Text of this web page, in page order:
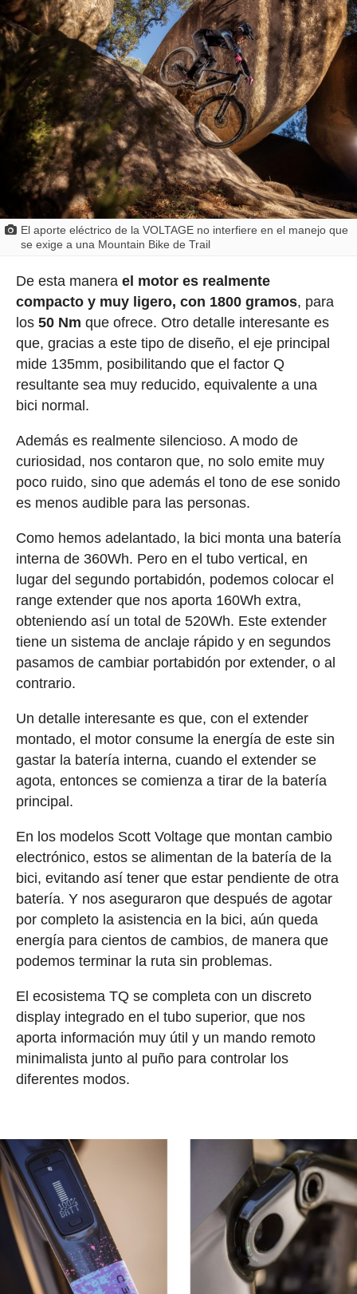
El aporte eléctrico de la VOLTAGE no interfiere en el manejo que
se exige a una Mountain Bike de Trail
De esta manera el motor es realmente
compacto y muy ligero, con 1800 gramos, para
los50 Nm que ofrece. Otro detalle interesante es
que, gracias a este tipo de diseño, el eje principal
mide 135mm, posibilitando que el factor Q
resultante sea muy reducido, equivalente a una
bici normal.
Además es realmente silencioso. A modo de
curiosidad, nos contaron que, no solo emite muy
poco ruido, sino que además el tono de ese sonido
es menos audible para las personas.
Como hemos adelantado, la bici monta una batería
interna de 360Wh. Pero en el tubo vertical, en
lugar del segundo portabidón, podemos colocar el
range extender que nos aporta 160Wh extra,
obteniendo así un total de 520Wh. Este extender
tiene un sistema de anclaje rápido y en segundos
pasamos de cambiar portabidón por extender, o al
contrario.
Un detalle interesante es que, con el extender
montado, el motor consume la energía de este sin
gastar la batería interna, cuando el extender se
agota, entonces se comienza a tirar de la batería
principal.
En los modelos Scott Voltage que montan cambio
electrónico, estos se alimentan de la batería de la
bici, evitando así tener que estar pendiente de otra
batería. Y nos aseguraron que después de agotar
por completo la asistencia en la bici, aún queda
energía para cientos de cambios, de manera que
podemos terminar la ruta sin problemas.
El ecosistema TQ se completa con un discreto
display integrado en el tubo superior, que nos
aporta información muy útil y un mando remoto
minimalista junto al puño para controlar los
diferentes modos.